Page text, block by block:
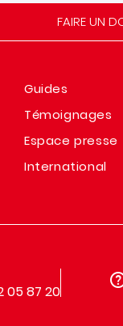
FAIRE UN
Guides
Témoignages
Espace presse
International
05 87 20